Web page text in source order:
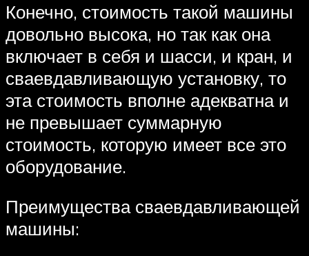
Конечно, стоимость такой машины
довольно высока, но так как она
включает в себя и шасси, и кран, и
сваевдавливающую установку, то
эта стоимость вполне адекватна и
не превышает суммарную
стоимость, которую имеет все это
оборудование.
Преимущества сваевдавливающей
машины: